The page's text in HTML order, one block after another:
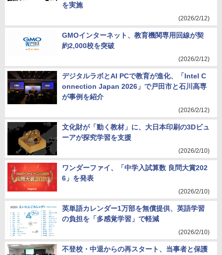
を実施
(2026/2/12)
GMOインターネット、教育機関専用回線が契
約2,000校を突破
(2026/2/12)
デジタルラボとAI PCで教育が進化、「Intel C
onnection Japan 2026」で戸田市と石川高専
が事例を紹介
(2026/2/12)
文化財が「動く教材」に、大日本印刷の3Dビュ
ーアが探究学習を支援
(2026/2/10)
ワンダーファイ、「中学入試算数 良問大賞202
6」を発表
(2026/2/10)
英単語カレンダー1万部を無償提供、英語学習
の負担を「多感覚学習」で軽減
(2026/2/10)
不登校・中退からの再スタート、当事者と保護